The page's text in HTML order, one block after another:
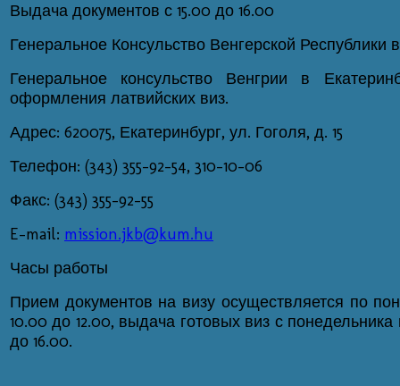
Выдача документов с 15.00 до 16.00
Генеральное Консульство Венгерской Республики
Генеральное консульство Венгрии в
оформления латвийских виз.
Адрес: 620075, Екатеринбург, ул. Гоголя, д. 15
Телефон: (343) 355-92-54, 310-10-06
Факс: (343) 355-92-55
E-mail: mission.jkb@kum.hu
Часы работы
Прием документов на визу осуществляется по
10.00 до 12.00, выдача готовых виз с понедельника
до 16.00.